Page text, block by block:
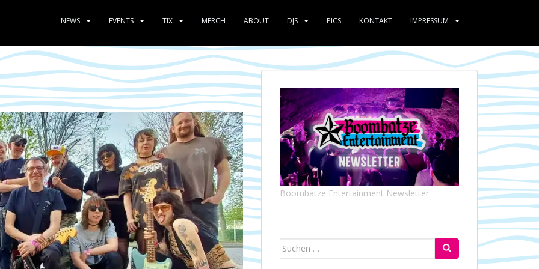
NEWS EVENTS TIX MERCH ABOUT DJS PICS KONTAKT IMPRESSUM
Boombatze Entertainment Newsletter
Suchen